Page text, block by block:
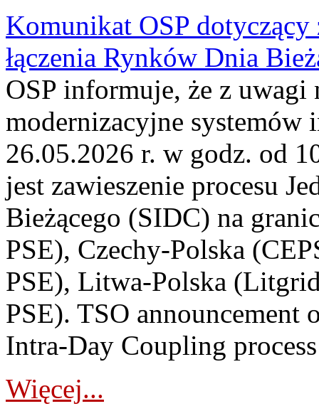
Komunikat OSP dotyczący
łączenia Rynków Dnia
OSP informuje, że z uwagi
modernizacyjne
26.05.2026 r. w godz. od
jest zawieszenie procesu
Bieżącego (SIDC) na
PSE), Czechy-Polska
PSE), Litwa-Polska
PSE). TSO announcement
Intra-Day Coupling
Więcej...